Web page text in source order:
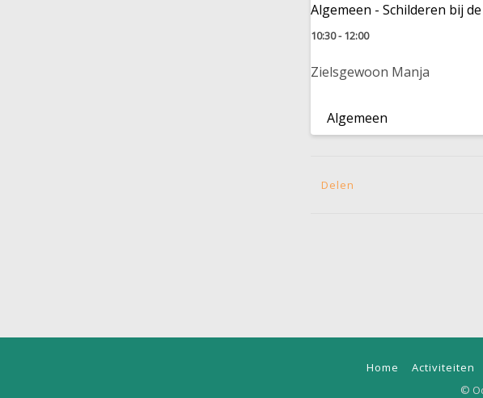
Algemeen - Schilderen bij
10:30 - 12:00
Zielsgewoon Manja
Algemeen
Delen
Home Activiteiten
©